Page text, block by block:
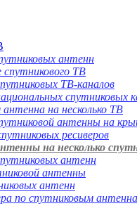
антенн
спутникового ТВ
ТВ-каналов
спутниковых
на несколько ТВ
антенны на
ресиверов
на несколько
антенн
антенны
антенн
по спутниковым